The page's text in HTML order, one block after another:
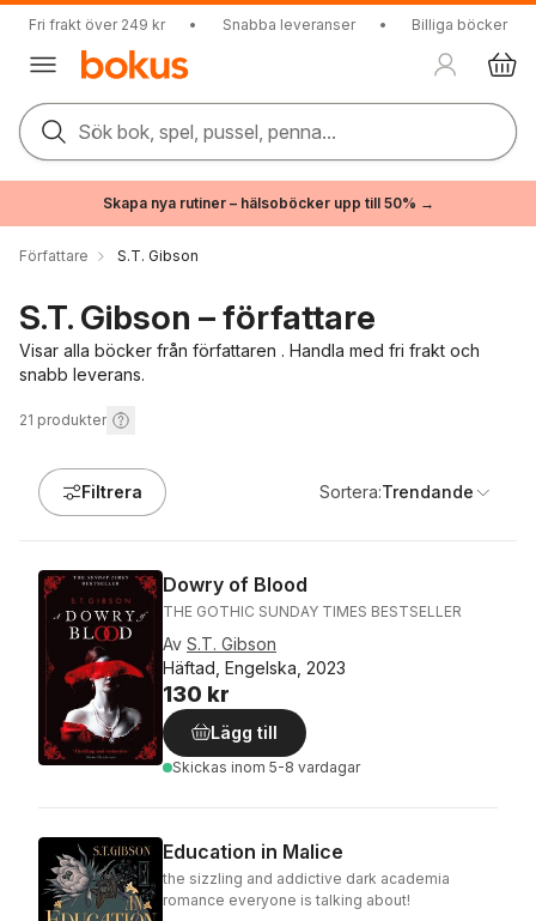
Fri frakt över 249 kr • Snabba leveranser • Billiga böcker
Sök bok, spel, pussel, penna...
Skapa nya rutiner – hälsoböcker upp till 50% →
Författare S.T. Gibson
S.T. Gibson – författare
Visar alla böcker från författaren . Handla med fri frakt och
snabb leverans.
21 produkter
Filtrera Sortera:Trendande
Dowry of Blood
THE GOTHIC SUNDAY TIMES BESTSELLER
Av S.T. Gibson
Häftad, Engelska, 2023
130 kr
Lägg till
Skickas inom 5-8 vardagar
Education in Malice
the sizzling and addictive dark academia
romance everyone is talking about!